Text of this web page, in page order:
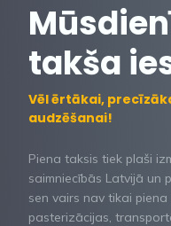
takša
Vēl ērtākai,
audzēšanai!
Piena taksis tiek plaši
saimniecībās Latvijā un
sen vairs nav tikai
pasterizācijas,